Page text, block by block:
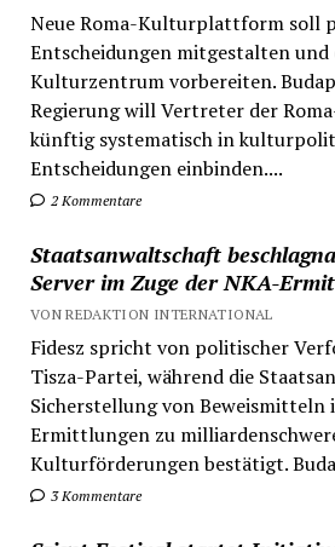
Neue Roma-Kulturplattform soll
Entscheidungen mitgestalten und
Kulturzentrum vorbereiten.
Regierung will Vertreter der
künftig systematisch in
Entscheidungen einbinden....
2 Kommentare
Staatsanwaltschaft
Server im Zuge der NKA-
VON REDAKTION INTERNATIONAL
Fidesz spricht von politischer
Tisza-Partei, während die
Sicherstellung von Beweismitteln
Ermittlungen zu
Kulturförderungen bestätigt.
3 Kommentare